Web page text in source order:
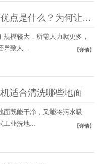
洗地机的优点是什么？为何让更多人使用
规模较大，所需人力就更多，
导致人...
【详情】
适合清洗哪些地面
面既能干净，又能将污水吸
工业洗地...
【详情】